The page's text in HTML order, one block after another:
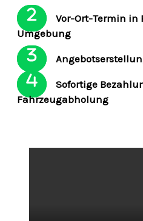
Vor-Ort-Termin in
Umgebung
Sofortige
Fahrzeugabholung